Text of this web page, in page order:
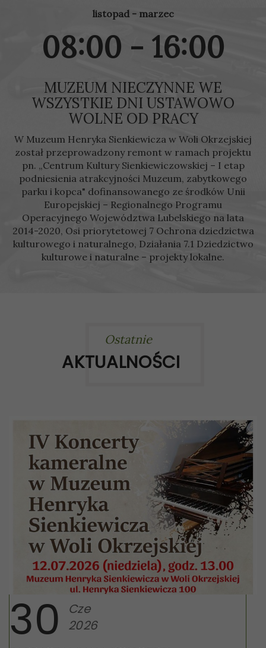
listopad - marzec
08:00 - 16:00
MUZEUM NIECZYNNE WE
WSZYSTKIE DNI USTAWOWO
WOLNE OD PRACY
W Muzeum Henryka Sienkiewicza w Woli Okrzejskiej
został przeprowadzony remont w ramach projektu
pn. „Centrum Kultury Sienkiewiczowskiej – I etap
podniesienia atrakcyjności Muzeum, zabytkowego
parku i kopca" dofinansowanego ze środków Unii
Europejskiej – Regionalnego Programu
Operacyjnego Województwa Lubelskiego na lata
2014-2020, Osi priorytetowej 7 Ochrona dziedzictwa
kulturowego i naturalnego, Działania 7.1 Dziedzictwo
kulturowe i naturalne – projekty lokalne.
Ostatnie
AKTUALNOŚCI
30
Cze
2026